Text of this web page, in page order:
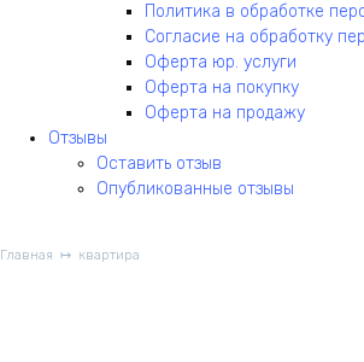
Политика в обработке
Согласие на обработку
Оферта юр. услуги
Оферта на покупку
Оферта на продажу
Отзывы
Оставить отзыв
Опубликованные отзывы
Главная квартира